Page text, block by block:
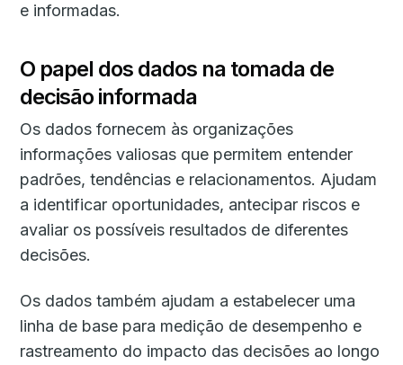
e informadas.
O papel dos dados na tomada de
decisão informada
Os dados fornecem às organizações
informações valiosas que permitem entender
padrões, tendências e relacionamentos. Ajudam
a identificar oportunidades, antecipar riscos e
avaliar os possíveis resultados de diferentes
decisões.
Os dados também ajudam a estabelecer uma
linha de base para medição de desempenho e
rastreamento do impacto das decisões ao longo